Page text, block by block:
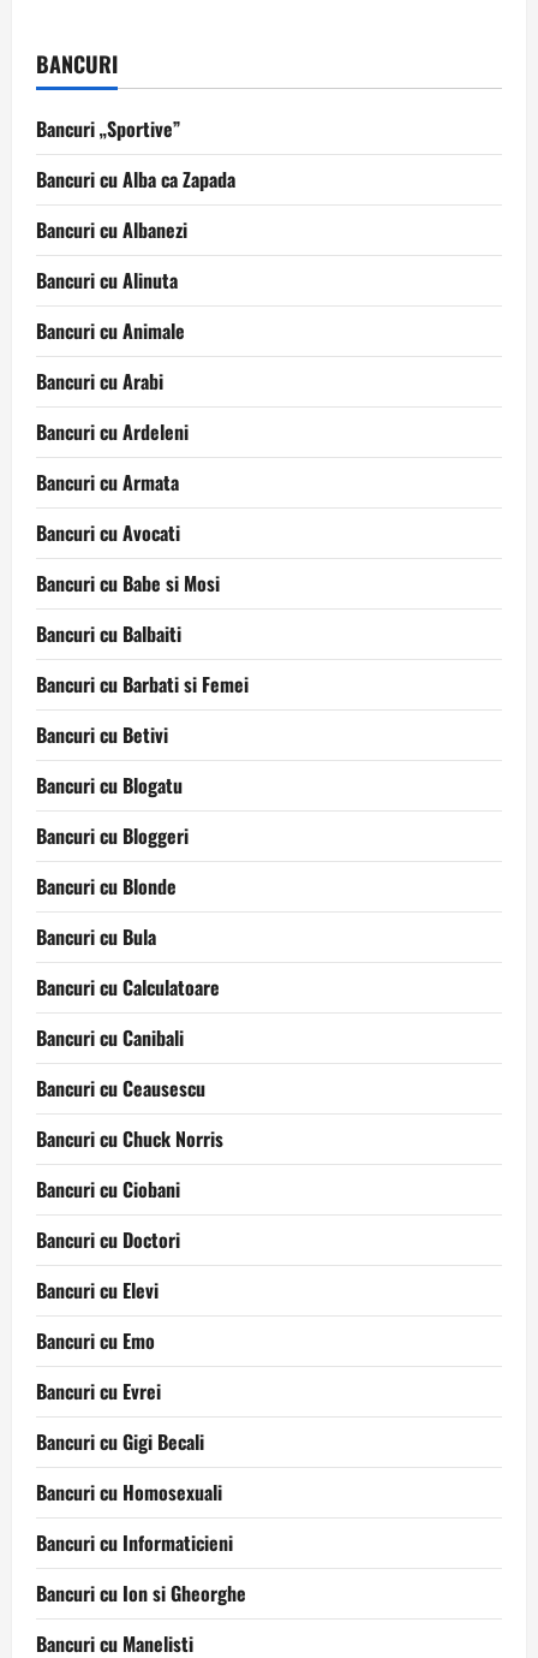
BANCURI
Bancuri „Sportive”
Bancuri cu Alba ca Zapada
Bancuri cu Albanezi
Bancuri cu Alinuta
Bancuri cu Animale
Bancuri cu Arabi
Bancuri cu Ardeleni
Bancuri cu Armata
Bancuri cu Avocati
Bancuri cu Babe si Mosi
Bancuri cu Balbaiti
Bancuri cu Barbati si Femei
Bancuri cu Betivi
Bancuri cu Blogatu
Bancuri cu Bloggeri
Bancuri cu Blonde
Bancuri cu Bula
Bancuri cu Calculatoare
Bancuri cu Canibali
Bancuri cu Ceausescu
Bancuri cu Chuck Norris
Bancuri cu Ciobani
Bancuri cu Doctori
Bancuri cu Elevi
Bancuri cu Emo
Bancuri cu Evrei
Bancuri cu Gigi Becali
Bancuri cu Homosexuali
Bancuri cu Informaticieni
Bancuri cu Ion si Gheorghe
Bancuri cu Manelisti